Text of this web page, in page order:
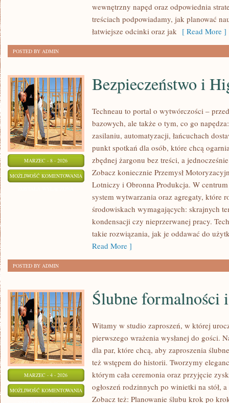
wewnętrzny napęd oraz odpowiednia
treściach podpowiadamy, jak planować
łatwiejsze odcinki oraz jak [ Read More ]
POSTED BY ADMIN
MARZEC - 8 - 2026
MOŻLIWOŚĆ KOMENTOWANIA BEZPIECZEŃSTWO
HIGIENA
PRACY
Bezpieczeństwo i
Techneau to portal o wytwórczości –
bazowych, ale także o tym, co go
zasilaniu, automatyzacji, łańcuchach
punkt spotkań dla osób, które chcą
zbędnej żargonu bez treści, a
Zobacz koniecznie Przemysł
Lotniczy i Obronna Produkcja. W centrum
system wytwarzania oraz agregaty, które
środowiskach wymagających: skrajnych
kondensacji czy nieprzerwanej pracy.
takie rozwiązania, jak je oddawać do
Read More ]
POSTED BY ADMIN
MARZEC - 4 - 2026
MOŻLIWOŚĆ KOMENTOWANIA ŚLUBNE
Ślubne formalności
Witamy w studio zaproszeń, w której
pierwszego wrażenia wysłanej do gości.
dla par, które chcą, aby zaproszenia
też wstępem do historii. Tworzymy
którym cała ceremonia oraz przyjęcie
ogłoszeń rodzinnych po winietki na stół,
Zobacz też: Planowanie ślubu krok po